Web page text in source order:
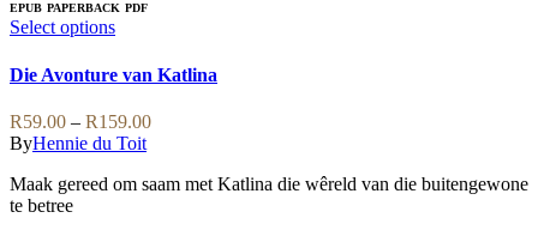
EPUB PAPERBACK PDF
Select optionsThis
has
multiple
variants.
The
options
may
Die Avonture van Katlina
R59.00 – R159.00Price
through
ByHennie du Toit
Maak gereed om saam met Katlina die wêreld van die buitengewone
te betree